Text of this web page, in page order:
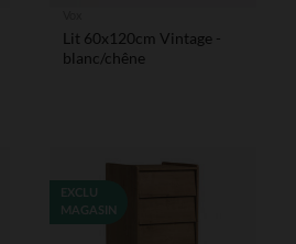
Lit 60x120cm Vintage -
blanc/chêne
EXCLU
MAGASIN